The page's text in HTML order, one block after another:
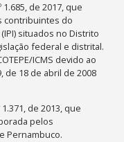
1.685, de 2017, que
contribuintes do
situados no Distrito
federal e distrital.
ICMS devido ao
de 18 de abril de 2008
1.371, de 2013, que
pelos
Pernambuco.